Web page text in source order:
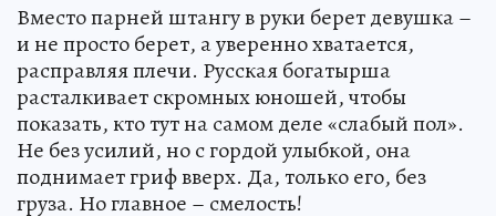
Вместо парней штангу в руки берет девушка –
и не просто берет, а уверенно хватается,
расправляя плечи. Русская богатырша
расталкивает скромных юношей, чтобы
показать, кто тут на самом деле «слабый пол».
Не без усилий, но с гордой улыбкой, она
поднимает гриф вверх. Да, только его, без
груза. Но главное – смелость!